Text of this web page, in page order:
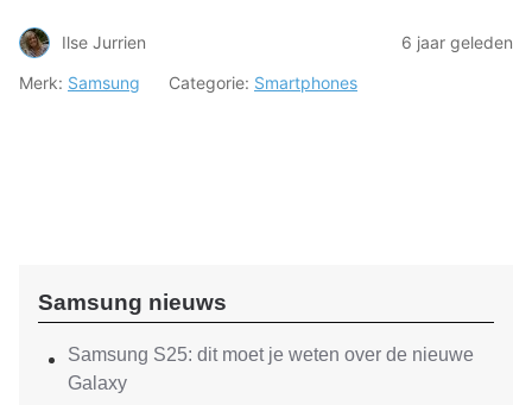
Ilse Jurrien
6 jaar geleden
Merk: Samsung Categorie: Smartphones
Samsung nieuws
Samsung S25: dit moet je weten over de nieuwe
Galaxy